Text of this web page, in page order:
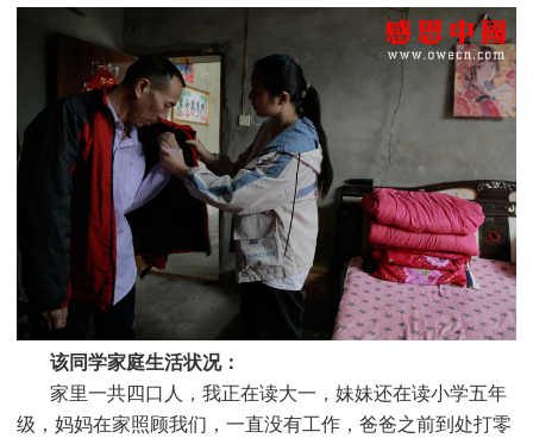
该同学家庭生活状况：
家里一共四口人，我正在读大一，妹妹还在读小学五年
级，妈妈在家照顾我们，一直没有工作，爸爸之前到处打零